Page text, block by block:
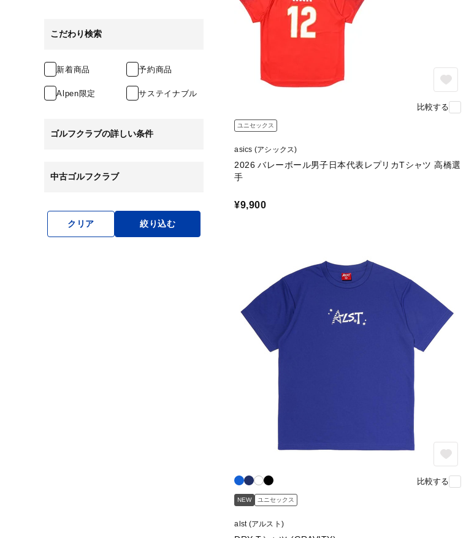
こだわり検索
新着商品 予約商品
Alpen限定 サステイナブル
ゴルフクラブの詳しい条件
中古ゴルフクラブ
クリア 絞り込む
比較する
ユニセックス
asics (アシックス)
2026 バレーボール男子日本代表レプリカTシャツ 高橋選
手
¥9,900
比較する
NEW ユニセックス
alst (アルスト)